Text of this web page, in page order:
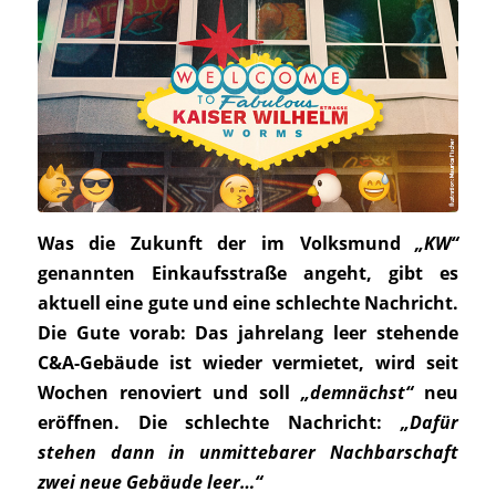
Was die Zukunft der im Volksmund„KW“
genannten Einkaufsstraße angeht, gibt es
aktuell eine gute und eine schlechte Nachricht.
Die Gute vorab: Das jahrelang leer stehende
C&A-Gebäude ist wieder vermietet, wird seit
Wochen renoviert und soll„demnächst“neu
eröffnen. Die schlechte Nachricht:„Dafür
stehen dann in unmittebarer Nachbarschaft
zwei neue Gebäude leer…“